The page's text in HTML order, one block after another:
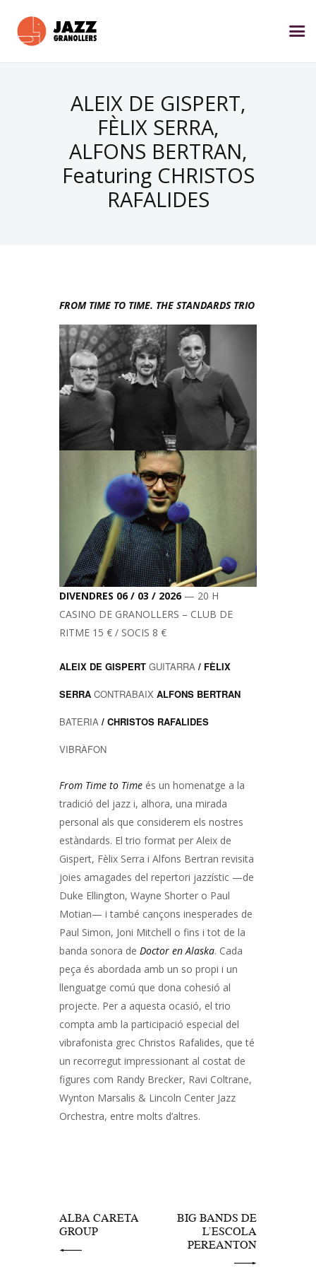
ALEIX DE GISPERT,
FÈLIX SERRA,
ALFONS BERTRAN,
Featuring CHRISTOS
RAFALIDES
FROM TIME TO TIME. THE STANDARDS TRIO
DIVENDRES 06 / 03 / 2026 — 20 H
CASINO DE GRANOLLERS – CLUB DE
RITME 15 € / SOCIS 8 €
ALEIX DE GISPERT GUITARRA / FÈLIX
SERRA CONTRABAIX ALFONS BERTRAN
BATERIA / CHRISTOS RAFALIDES
VIBRÀFON
From Time to Time és un homenatge a la
tradició del jazz i, alhora, una mirada
personal als que considerem els nostres
estàndards. El trio format per Aleix de
Gispert, Fèlix Serra i Alfons Bertran revisita
joies amagades del repertori jazzístic —de
Duke Ellington, Wayne Shorter o Paul
Motian— i també cançons inesperades de
Paul Simon, Joni Mitchell o fins i tot de la
banda sonora de Doctor en Alaska. Cada
peça és abordada amb un so propi i un
llenguatge comú que dona cohesió al
projecte. Per a aquesta ocasió, el trio
compta amb la participació especial del
vibrafonista grec Christos Rafalides, que té
un recorregut impressionant al costat de
figures com Randy Brecker, Ravi Coltrane,
Wynton Marsalis & Lincoln Center Jazz
Orchestra, entre molts d’altres.
ALBA CARETA
GROUP
BIG BANDS DE
L’ESCOLA
PEREANTON